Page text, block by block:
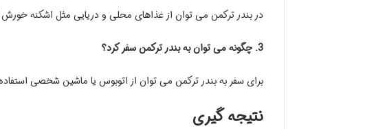
در بندر ترکمن می توان از غذاهای محلی و دریایی مثل اشکنه
3. چگونه می توان به بندر ترکمن سفر کرد؟
برای سفر به بندر ترکمن می توان از اتوبوس یا ماشین شخصی
نتیجه گیری